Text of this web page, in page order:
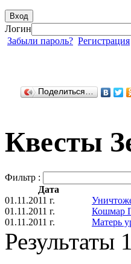
Вход
Логин
Забыли пароль? Регистрация
Поделиться…
Квесты
Фильтр :
Дата
01.11.2011 г.
01.11.2011 г.
Кошмар
01.11.2011 г.
Матерь
Результаты